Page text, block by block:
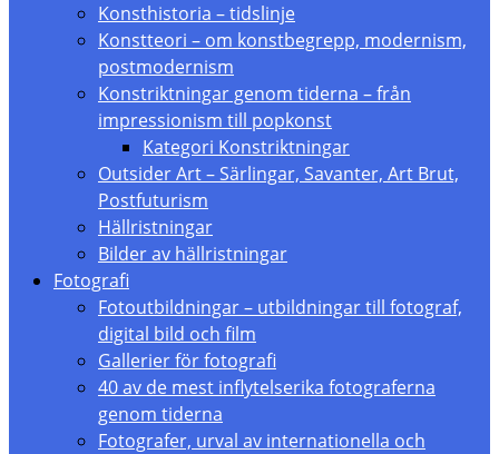
Konsthistoria – tidslinje
Konstteori – om konstbegrepp, modernism,
postmodernism
Konstriktningar genom tiderna – från
impressionism till popkonst
Kategori Konstriktningar
Outsider Art – Särlingar, Savanter, Art Brut,
Postfuturism
Hällristningar
Bilder av hällristningar
Fotografi
Fotoutbildningar – utbildningar till fotograf,
digital bild och film
Gallerier för fotografi
40 av de mest inflytelserika fotograferna
genom tiderna
Fotografer, urval av internationella och